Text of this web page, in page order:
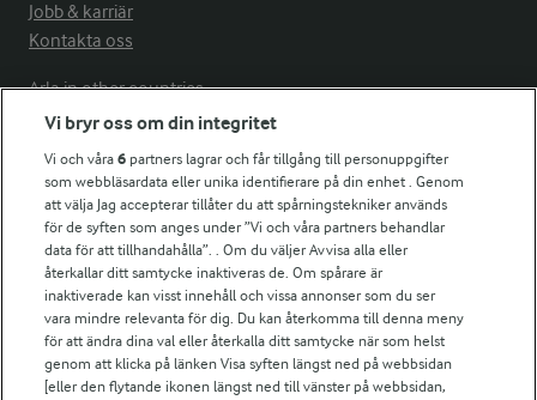
Jobb & karriär
Kontakta oss
Arla in other countries
Fler Arlasajter
För ägare
Arlas kundportal
Arla.com
Falbygdens Ost
Arla webbshop
Bildbank
Vi bryr oss om din integritet
Vi och våra6 partners lagrar och får tillgång till personuppgifter
som webbläsardata eller unika identifierare på din enhet . Genom
att välja Jag accepterar tillåter du att spårningstekniker används
för de syften som anges under ”Vi och våra partners behandlar
data för att tillhandahålla”. . Om du väljer Avvisa alla eller
återkallar ditt samtycke inaktiveras de. Om spårare är
inaktiverade kan visst innehåll och vissa annonser som du ser
vara mindre relevanta för dig. Du kan återkomma till denna meny
för att ändra dina val eller återkalla ditt samtycke när som helst
genom att klicka på länken Visa syften längst ned på webbsidan
[eller den flytande ikonen längst ned till vänster på webbsidan,